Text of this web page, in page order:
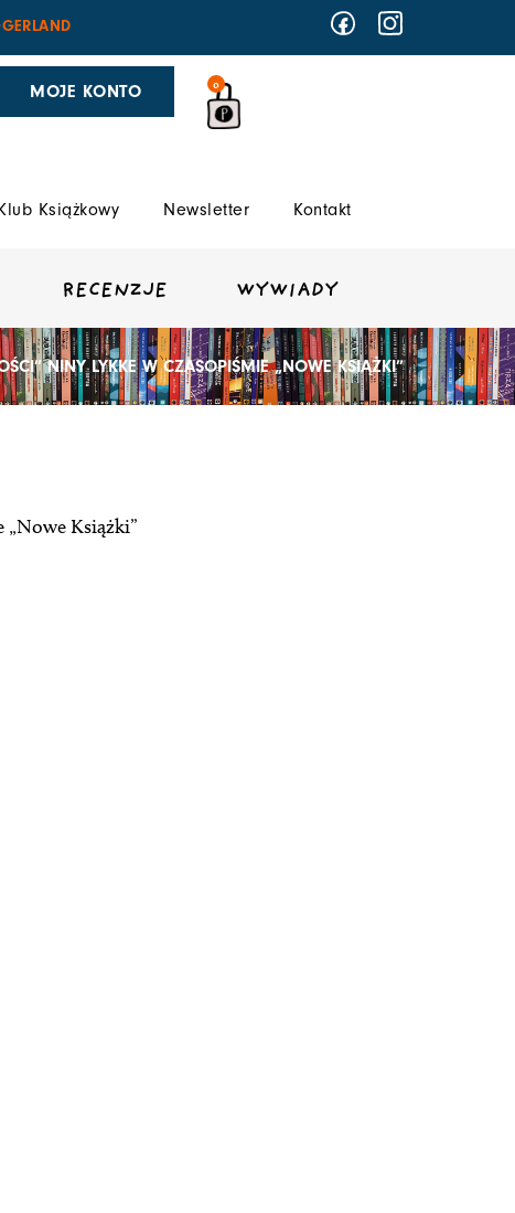
MOJE KONTO 0
Książkowy Newsletter Kontakt
RECENZJE WYWIADY
NINY LYKKE W CZASOPIŚMIE „NOWE KSIĄŻKI”
Książki”